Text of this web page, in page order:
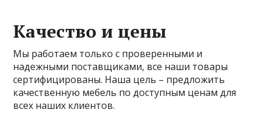
Качество и цены
Мы работаем только с проверенными и
надежными поставщиками, все наши товары
сертифицированы. Наша цель – предложить
качественную мебель по доступным ценам для
всех наших клиентов.